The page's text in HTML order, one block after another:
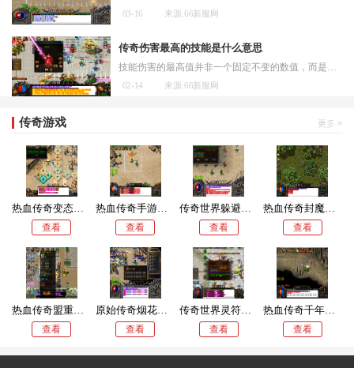
03-16 来源:66新服网
传奇伤害最高的技能是什么意思
02-14 来源:66新服网
传奇游戏
热血传奇变态极品装备怎么获得
查看
热血传奇手游什么职业省钱
查看
传奇世界躲避手镯哪里爆
查看
热血传奇封魔谷900勇士爆什么
查看
热血传奇盟重酒馆在哪里
查看
原始传奇烟花二层怎么进
查看
传奇世界灵符在哪里买
查看
热血传奇千年树妖爆什么装备
查看